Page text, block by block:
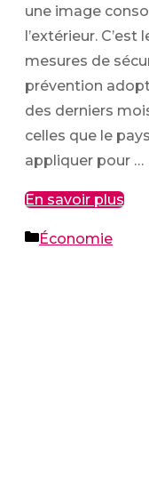
une image
l’extérieur. C’est
mesures de
prévention
des derniers
celles que le
appliquer pour …
En savoir plus
Catégories
Économie